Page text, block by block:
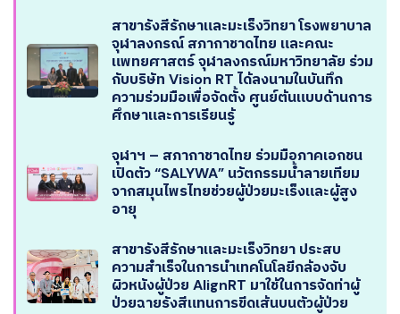
สาขารังสีรักษาและมะเร็งวิทยา โรงพยาบาล
จุฬาลงกรณ์ สภากาชาดไทย และคณะ
แพทยศาสตร์ จุฬาลงกรณ์มหาวิทยาลัย ร่วม
กับบริษัท Vision RT ได้ลงนามในบันทึก
ความร่วมมือเพื่อจัดตั้ง ศูนย์ต้นแบบด้านการ
ศึกษาและการเรียนรู้
จุฬาฯ – สภากาชาดไทย ร่วมมือภาคเอกชน
เปิดตัว “SALYWA” นวัตกรรมน้ำลายเทียม
จากสมุนไพรไทยช่วยผู้ป่วยมะเร็งและผู้สูง
อายุ
สาขารังสีรักษาและมะเร็งวิทยา ประสบ
ความสำเร็จในการนำเทคโนโลยีกล้องจับ
ผิวหนังผู้ป่วย AlignRT มาใช้ในการจัดท่าผู้
ป่วยฉายรังสีแทนการขีดเส้นบนตัวผู้ป่วย